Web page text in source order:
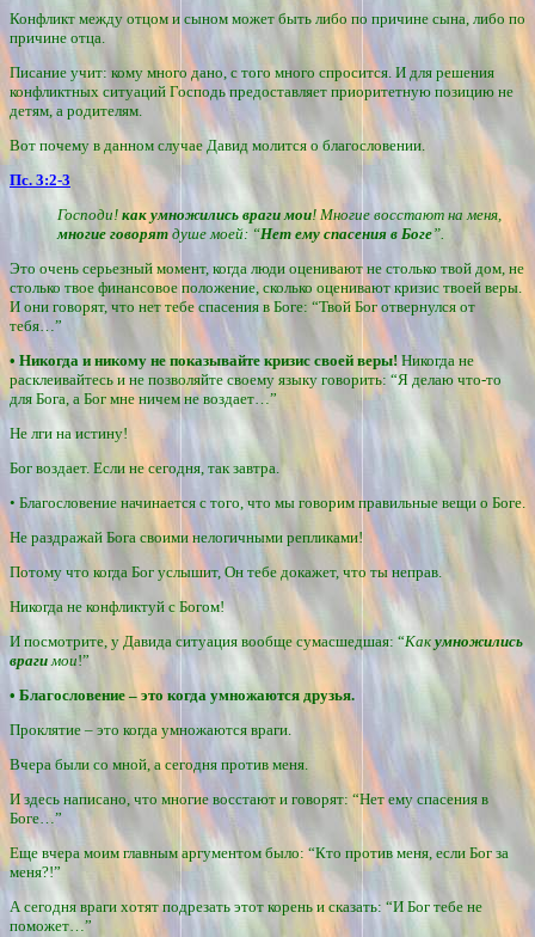
Конфликт между отцом и сыном может быть либо по причине сына, либо по
причине отца.
Писание учит: кому много дано, с того много спросится. И для решения
конфликтных ситуаций Господь предоставляет приоритетную позицию не
детям, а родителям.
Вот почему в данном случае Давид молится о благословении.
Пс. 3:2-3
Господи! как умножились враги мои! Многие восстают на меня,
многие говорятдуше моей: “Нет ему спасения в Боге”.
Это очень серьезный момент, когда люди оценивают не столько твой дом, не
столько твое финансовое положение, сколько оценивают кризис твоей веры.
И они говорят, что нет тебе спасения в Боге: “Твой Бог отвернулся от
тебя…”
• Никогда и никому не показывайте кризис своей веры!Никогда не
расклеивайтесь и не позволяйте своему языку говорить: “Я делаю что-то
для Бога, а Бог мне ничем не воздает…”
Не лги на истину!
Бог воздает. Если не сегодня, так завтра.
• Благословение начинается с того, что мы говорим правильные вещи о Боге.
Не раздражай Бога своими нелогичными репликами!
Потому что когда Бог услышит, Он тебе докажет, что ты неправ.
Никогда не конфликтуй с Богом!
И посмотрите, у Давида ситуация вообще сумасшедшая: “Как умножились
врагимои!”
• Благословение – это когда умножаются друзья.
Проклятие – это когда умножаются враги.
Вчера были со мной, а сегодня против меня.
И здесь написано, что многие восстают и говорят: “Нет ему спасения в
Боге…”
Еще вчера моим главным аргументом было: “Кто против меня, если Бог за
меня?!”
А сегодня враги хотят подрезать этот корень и сказать: “И Бог тебе не
поможет…”